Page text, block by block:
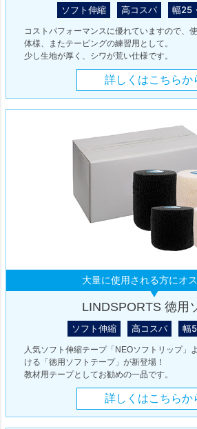
ソフト伸縮 高コスパ 幅25
コストパフォーマンスに優れていますので、
体様、またテーピングの練習用として。
少し生地が厚く、シワが荒い仕様です。
詳しくはこちらか
大量に使用される方にオス
LINDSPORTS 徳用
ソフト伸縮 高コスパ 幅
人気ソフト伸縮テープ「NEOソフトリップ」
ける「徳用ソフトテープ」が新登場！
教材用テープとしてお勧めの一品です。
詳しくはこちらか